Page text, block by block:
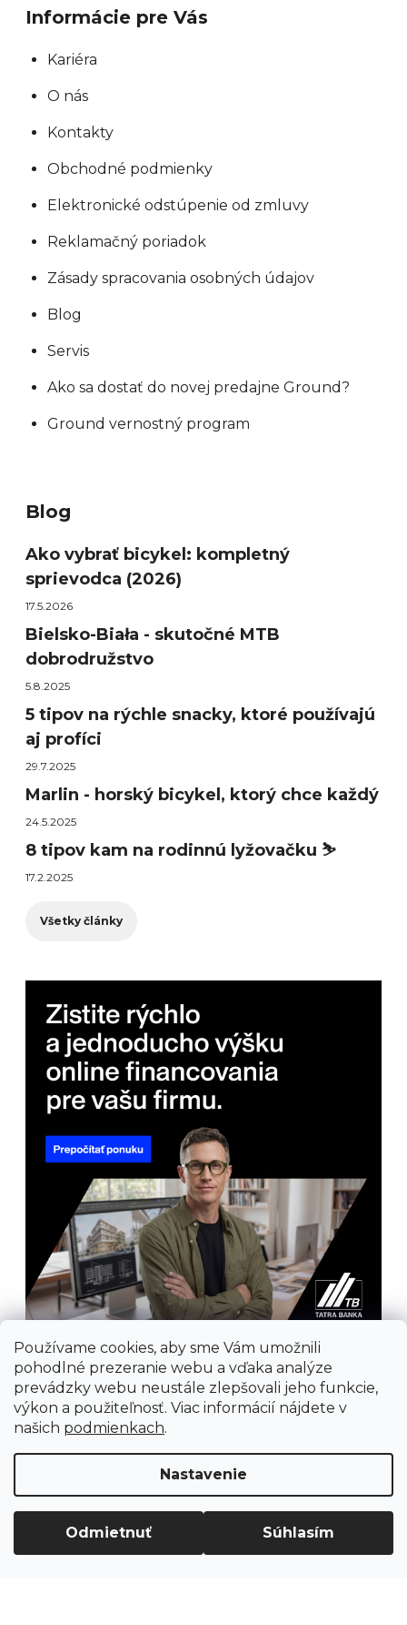
Používame cookies, aby sme Vám umožnili
pohodlné prezeranie webu a vďaka analýze
prevádzky webu neustále zlepšovali jeho funkcie,
výkon a použiteľnosť. Viac informácií nájdete v
našich podmienkach.
Nastavenie
Odmietnuť Súhlasím
Informácie pre Vás
Kariéra
O nás
Kontakty
Obchodné podmienky
Elektronické odstúpenie od zmluvy
Reklamačný poriadok
Zásady spracovania osobných údajov
Blog
Servis
Ako sa dostať do novej predajne Ground?
Ground vernostný program
Blog
Ako vybrať bicykel: kompletný
sprievodca (2026)
17.5.2026
Bielsko-Biała - skutočné MTB
dobrodružstvo
5.8.2025
5 tipov na rýchle snacky, ktoré používajú
aj profíci
29.7.2025
Marlin - horský bicykel, ktorý chce každý
24.5.2025
8 tipov kam na rodinnú lyžovačku ⛷️
17.2.2025
Všetky články
Vytvoril Shoptet